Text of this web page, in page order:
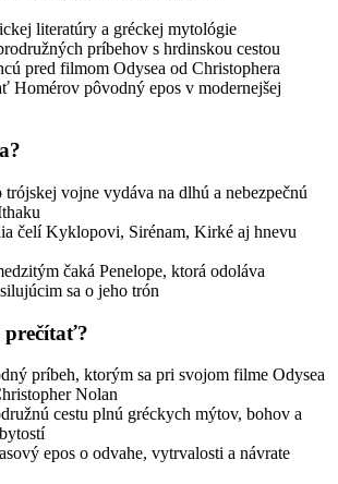
literatúry a gréckej mytológie
príbehov s hrdinskou cestou
pred filmom Odysea od Christophera
Homérov pôvodný epos v modernejšej
trójskej vojne vydáva na dlhú a nebezpečnú
čelí Kyklopovi, Sirénam, Kirké aj hnevu
čaká Penelope, ktorá odoláva
sa o jeho trón
prečítať?
príbeh, ktorým sa pri svojom filme Odysea
Nolan
cestu plnú gréckych mýtov, bohov a
epos o odvahe, vytrvalosti a návrate